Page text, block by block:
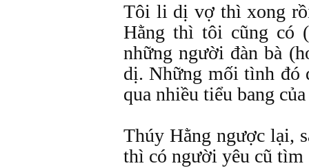
Tôi li dị vợ thì xong
Hằng thì tôi cũng có
những người đàn bà
dị. Những mối tình đó
qua nhiều tiểu bang
Thúy Hằng ngược lại,
thì có người yêu cũ tìm